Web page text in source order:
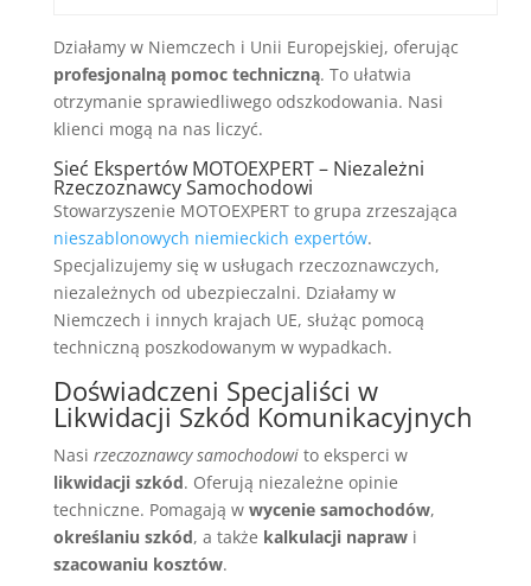
Działamy w Niemczech i Unii Europejskiej, oferując
profesjonalną pomoc techniczną. To ułatwia
otrzymanie sprawiedliwego odszkodowania. Nasi
klienci mogą na nas liczyć.
Sieć Ekspertów MOTOEXPERT – Niezależni
Rzeczoznawcy Samochodowi
Stowarzyszenie MOTOEXPERT to grupa zrzeszająca
nieszablonowych niemieckich expertów.
Specjalizujemy się w usługach rzeczoznawczych,
niezależnych od ubezpieczalni. Działamy w
Niemczech i innych krajach UE, służąc pomocą
techniczną poszkodowanym w wypadkach.
Doświadczeni Specjaliści w
Likwidacji Szkód Komunikacyjnych
Nasi rzeczoznawcy samochodowito eksperci w
likwidacji szkód. Oferują niezależne opinie
techniczne. Pomagają w wycenie samochodów,
określaniu szkód, a także kalkulacji naprawi
szacowaniu kosztów.